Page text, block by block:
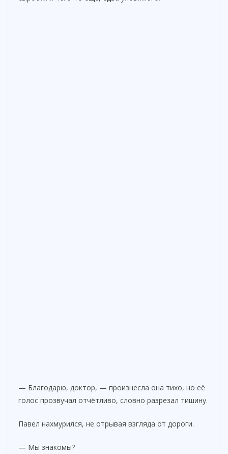
— Благодарю, доктор, — произнесла она тихо, но её
голос прозвучал отчётливо, словно разрезал тишину.
Павел нахмурился, не отрывая взгляда от дороги.
— Мы знакомы?